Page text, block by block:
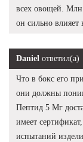
всех овощей. Млн
он сильно влияет
Daniel ответил(а)
Что в бокс его
они должны
Пептид 5 Мг
имеет сертификат,
испытаний